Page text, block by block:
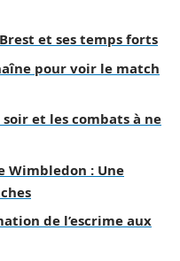
et ses temps forts
pour voir le match
soir et les combats à ne
Wimbledon : Une
de l’escrime aux